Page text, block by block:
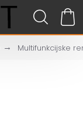
Multifunkcijske